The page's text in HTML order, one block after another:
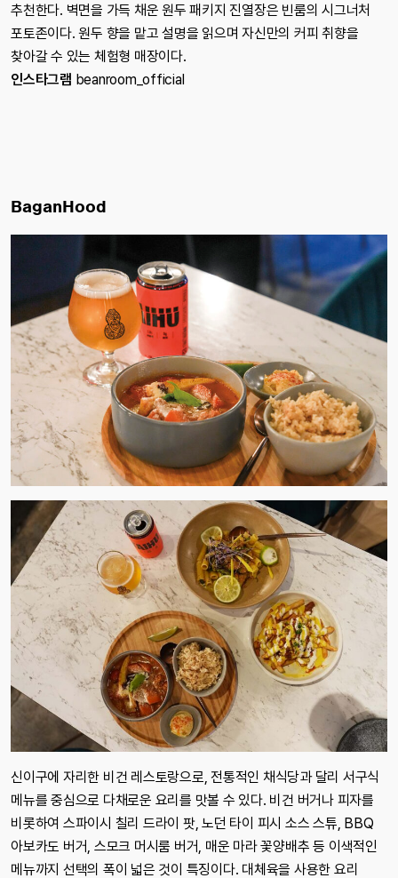
추천한다. 벽면을 가득 채운 원두 패키지 진열장은 빈룸의 시그너처
포토존이다. 원두 향을 맡고 설명을 읽으며 자신만의 커피 취향을
찾아갈 수 있는 체험형 매장이다.
인스타그램 beanroom_official
BaganHood
신이구에 자리한 비건 레스토랑으로, 전통적인 채식당과 달리 서구식
메뉴를 중심으로 다채로운 요리를 맛볼 수 있다. 비건 버거나 피자를
비롯하여 스파이시 칠리 드라이 팟, 노던 타이 피시 소스 스튜, BBQ
아보카도 버거, 스모크 머시룸 버거, 매운 마라 꽃양배추 등 이색적인
메뉴까지 선택의 폭이 넓은 것이 특징이다. 대체육을 사용한 요리